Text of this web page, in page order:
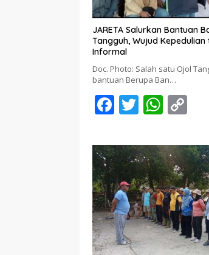
JARETA Salurkan Bantuan
Tangguh, Wujud
Informal
Doc. Photo: Salah satu Ojol
bantuan Berupa Ban…
F
e
b
o
o
k
T
itt
er
W
at
s
A
p
p
p
y
Li
n
k